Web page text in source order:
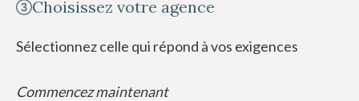
Choisissez votre agence
Sélectionnez celle qui répond à vos exigences
Commencez maintenant